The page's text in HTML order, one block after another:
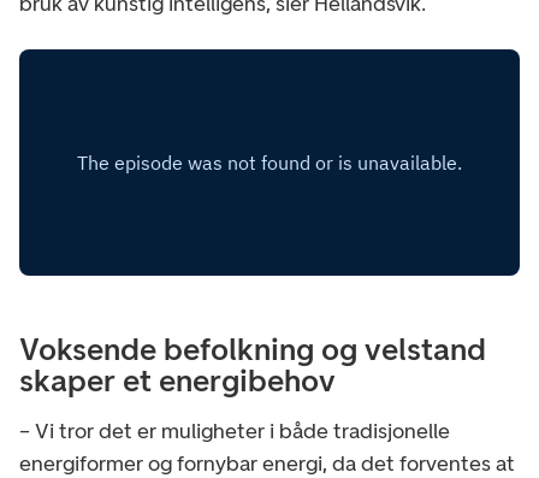
Voksende befolkning og velstand
skaper et energibehov
– Vi tror det er muligheter i både tradisjonelle
energiformer og fornybar energi, da det forventes at